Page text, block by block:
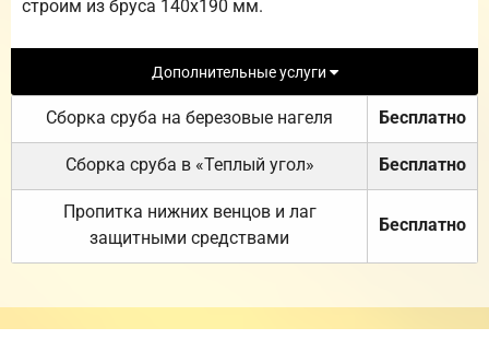
строим из бруса 140х190 мм.
Дополнительные услуги
Сборка сруба на березовые нагеля Бесплатно
Сборка сруба в «Теплый угол» Бесплатно
Пропитка нижних венцов и лаг
защитными средствами
Бесплатно